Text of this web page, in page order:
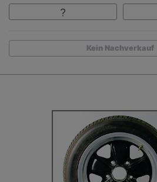
Kein Nachverkauf